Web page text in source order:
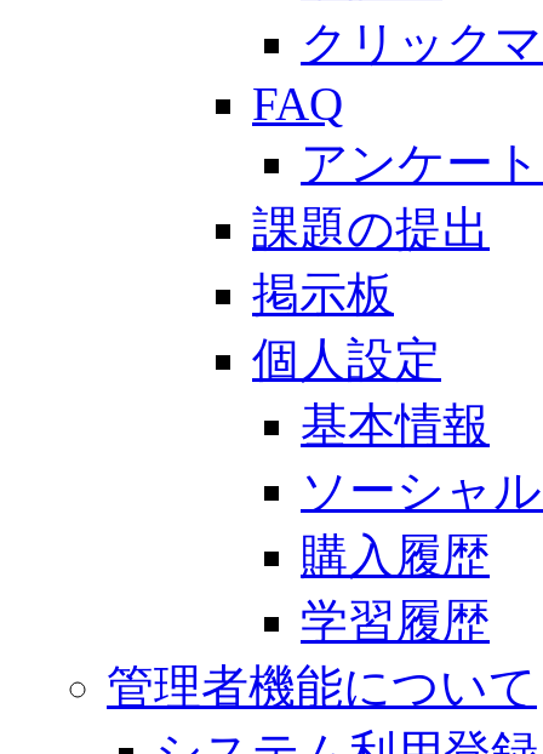
クリック
FAQ
アンケー
課題の提出
掲示板
個人設定
基本情報
ソーシャ
購入履歴
学習履歴
管理者機能について